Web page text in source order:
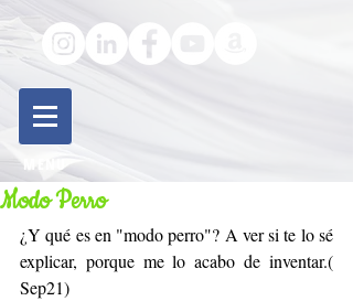
MENU
Modo Perro
¿Y qué es en "modo perro"? A ver si te lo sé
explicar, porque me lo acabo de inventar.(
Sep21)